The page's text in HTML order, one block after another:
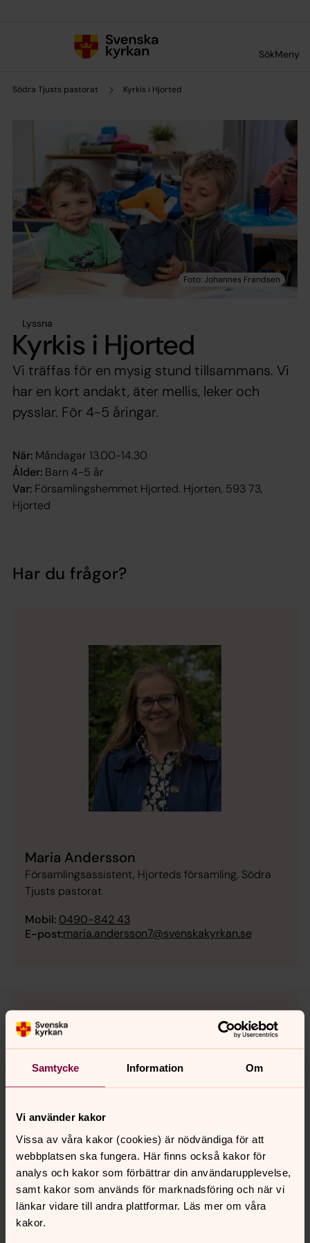
Samtycke Information Om
Vi använder kakor
Vissa av våra kakor (cookies) är nödvändiga för att
webbplatsen ska fungera. Här finns också kakor för
analys och kakor som förbättrar din användarupplevelse,
samt kakor som används för marknadsföring och när vi
länkar vidare till andra plattformar. Läs mer om våra
kakor.
SökMeny
Södra Tjusts pastorat Kyrkis i Hjorted
Lyssna
Kyrkis i Hjorted
Vi träffas för en mysig stund tillsammans. Vi
har en kort andakt, äter mellis, leker och
pysslar. För 4-5 åringar.
När: Måndagar 13.00-14.30
Ålder: Barn 4-5 år
Var: Församlingshemmet Hjorted. Hjorten, 593 73,
Hjorted
Har du frågor?
Maria Andersson
Församlingsassistent, Hjorteds församling, Södra
Tjusts pastorat
Mobil: 0490-842 43
E-post:maria.andersson7@svenskakyrkan.se